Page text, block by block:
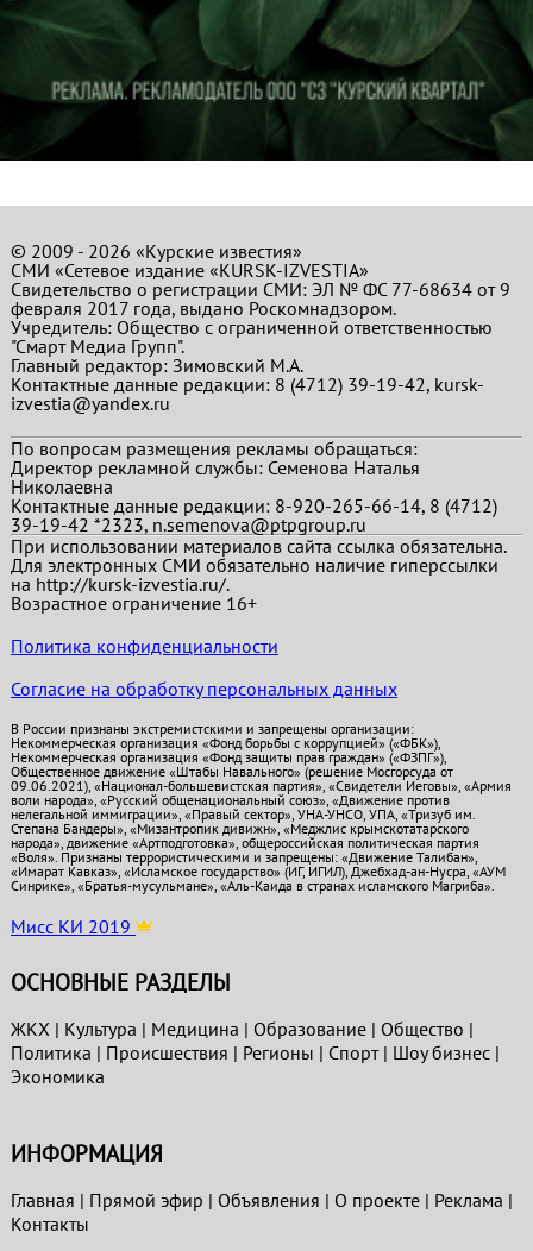
© 2009 - 2026 «Курские известия»
СМИ «Сетевое издание «KURSK-IZVESTIA»
Свидетельство о регистрации СМИ: ЭЛ № ФС 77-68634 от 9
февраля 2017 года, выдано Роскомнадзором.
Учредитель: Общество с ограниченной ответственностью
"Смарт Медиа Групп".
Главный редактор:Зимовский М.А.
Контактные данные редакции: 8 (4712) 39-19-42, kursk-
izvestia@yandex.ru
По вопросам размещения рекламы обращаться:
Директор рекламной службы: Семенова Наталья
Николаевна
Контактные данные редакции: 8-920-265-66-14, 8 (4712)
39-19-42 *2323, n.semenova@ptpgroup.ru
При использовании материалов сайта ссылка обязательна.
Для электронных СМИ обязательно наличие гиперссылки
на http://kursk-izvestia.ru/.
Возрастное ограничение 16+
Политика конфиденциальности
Согласие на обработку персональных данных
В России признаны экстремистскими и запрещены организации:
Некоммерческая организация «Фонд борьбы с коррупцией» («ФБК»),
Некоммерческая организация «Фонд защиты прав граждан» («ФЗПГ»),
Общественное движение «Штабы Навального» (решение Мосгорсуда от
09.06.2021), «Национал-большевистская партия», «Свидетели Иеговы», «Армия
воли народа», «Русский общенациональный союз», «Движение против
нелегальной иммиграции», «Правый сектор», УНА-УНСО, УПА, «Тризуб им.
Степана Бандеры», «Мизантропик дивижн», «Меджлис крымскотатарского
народа», движение «Артподготовка», общероссийская политическая партия
«Воля». Признаны террористическими и запрещены: «Движение Талибан»,
«Имарат Кавказ», «Исламское государство» (ИГ, ИГИЛ), Джебхад-ан-Нусра, «АУМ
Синрике», «Братья-мусульмане», «Аль-Каида в странах исламского Магриба».
Мисс КИ 2019
ОСНОВНЫЕ РАЗДЕЛЫ
ЖКХ| Культура | Медицина | Образование| Общество |
Политика | Проиcшествия | Регионы | Спорт| Шоу бизнес|
Экономика
ИНФОРМАЦИЯ
Главная | Прямой эфир | Объявления | О проекте| Реклама |
Контакты